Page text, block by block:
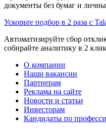
документы без бумаг и
Ускорьте подбор в 2 раза с
Автоматизируйте сбор
собирайте аналитику в 2
О компании
Наши вакансии
Партнерам
Реклама на сайте
Новости и статьи
Инвесторам
Кандидаты по